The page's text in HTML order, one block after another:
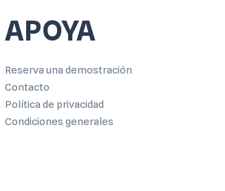
APOYA
Reserva una demostración
Contacto
Política de privacidad
Condiciones generales